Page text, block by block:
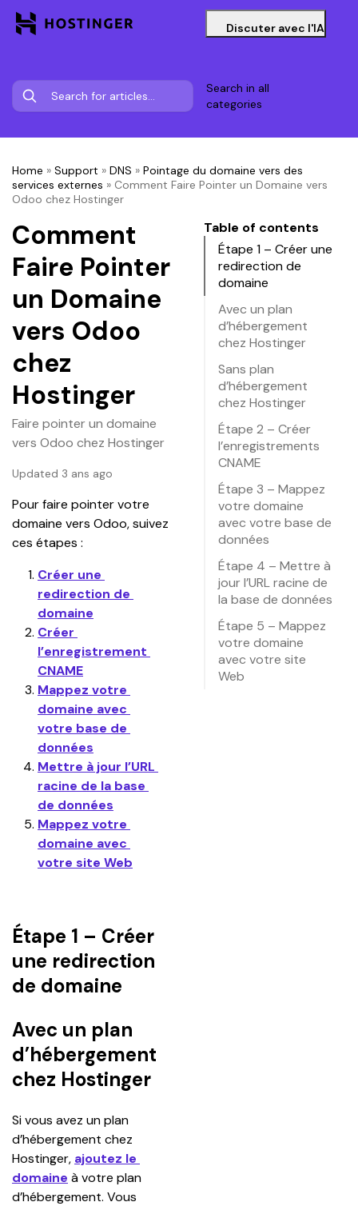
Discuter avec l'IA
Search in all
categories
Home » Support » DNS » Pointage du domaine vers des
services externes » Comment Faire Pointer un Domaine vers
Odoo chez Hostinger
Comment
Faire Pointer
un Domaine
vers Odoo
chez
Hostinger
Faire pointer un domaine
vers Odoo chez Hostinger
Updated 3 ans ago
Pour faire pointer votre
domaine vers Odoo, suivez
ces étapes :
Créer une
redirection de
domaine
Créer
l’enregistrement
CNAME
Mappez votre
domaine avec
votre base de
données
Mettre à jour l’URL
racine de la base
de données
Mappez votre
domaine avec
votre site Web
Étape 1 – Créer
une redirection
de domaine
Avec un plan
d’hébergement
chez Hostinger
Si vous avez un plan
d’hébergement chez
Hostinger, ajoutez le
domaine à votre plan
d’hébergement. Vous
Table of contents
Étape 1 – Créer une
redirection de
domaine
Avec un plan
d’hébergement
chez Hostinger
Sans plan
d’hébergement
chez Hostinger
Étape 2 – Créer
l’enregistrements
CNAME
Étape 3 – Mappez
votre domaine
avec votre base de
données
Étape 4 – Mettre à
jour l’URL racine de
la base de données
Étape 5 – Mappez
votre domaine
avec votre site
Web